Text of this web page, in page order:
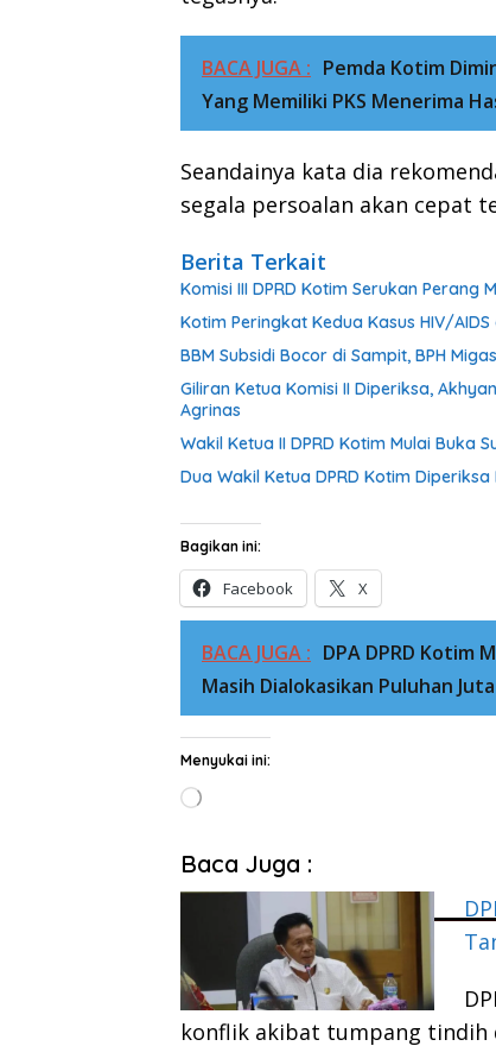
BACA JUGA : Pemda Kotim
Yang Memiliki PKS Menerima
Seandainya kata dia
segala persoalan akan cepat
Berita Terkait
Komisi III DPRD Kotim Serukan
Kotim Peringkat Kedua Kasus HIV/
BBM Subsidi Bocor di Sampit, BPH
Giliran Ketua Komisi II Diperiksa,
Agrinas
Wakil Ketua II DPRD Kotim Mulai Buka
Dua Wakil Ketua DPRD Kotim
Bagikan ini:
Facebook X
BACA JUGA : DPA DPRD Kotim
Masih Dialokasikan Puluhan Juta
Menyukai ini:
Memuat...
Baca Juga :
konflik akibat tumpang tindih